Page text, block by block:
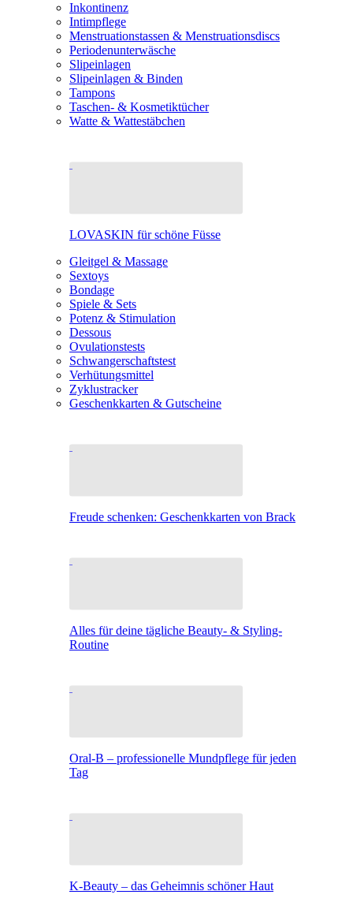
Inkontinenz
Intimpflege
Menstruationstassen & Menstruationsdiscs
Periodenunterwäsche
Slipeinlagen
Slipeinlagen & Binden
Tampons
Taschen- & Kosmetiktücher
Watte & Wattestäbchen
LOVASKIN für schöne Füsse
Gleitgel & Massage
Sextoys
Bondage
Spiele & Sets
Potenz & Stimulation
Dessous
Ovulationstests
Schwangerschaftstest
Verhütungsmittel
Zyklustracker
Geschenkkarten & Gutscheine
Freude schenken: Geschenkkarten von Brack
Alles für deine tägliche Beauty- & Styling-
Routine
Oral-B – professionelle Mundpflege für jeden
Tag
K-Beauty – das Geheimnis schöner Haut